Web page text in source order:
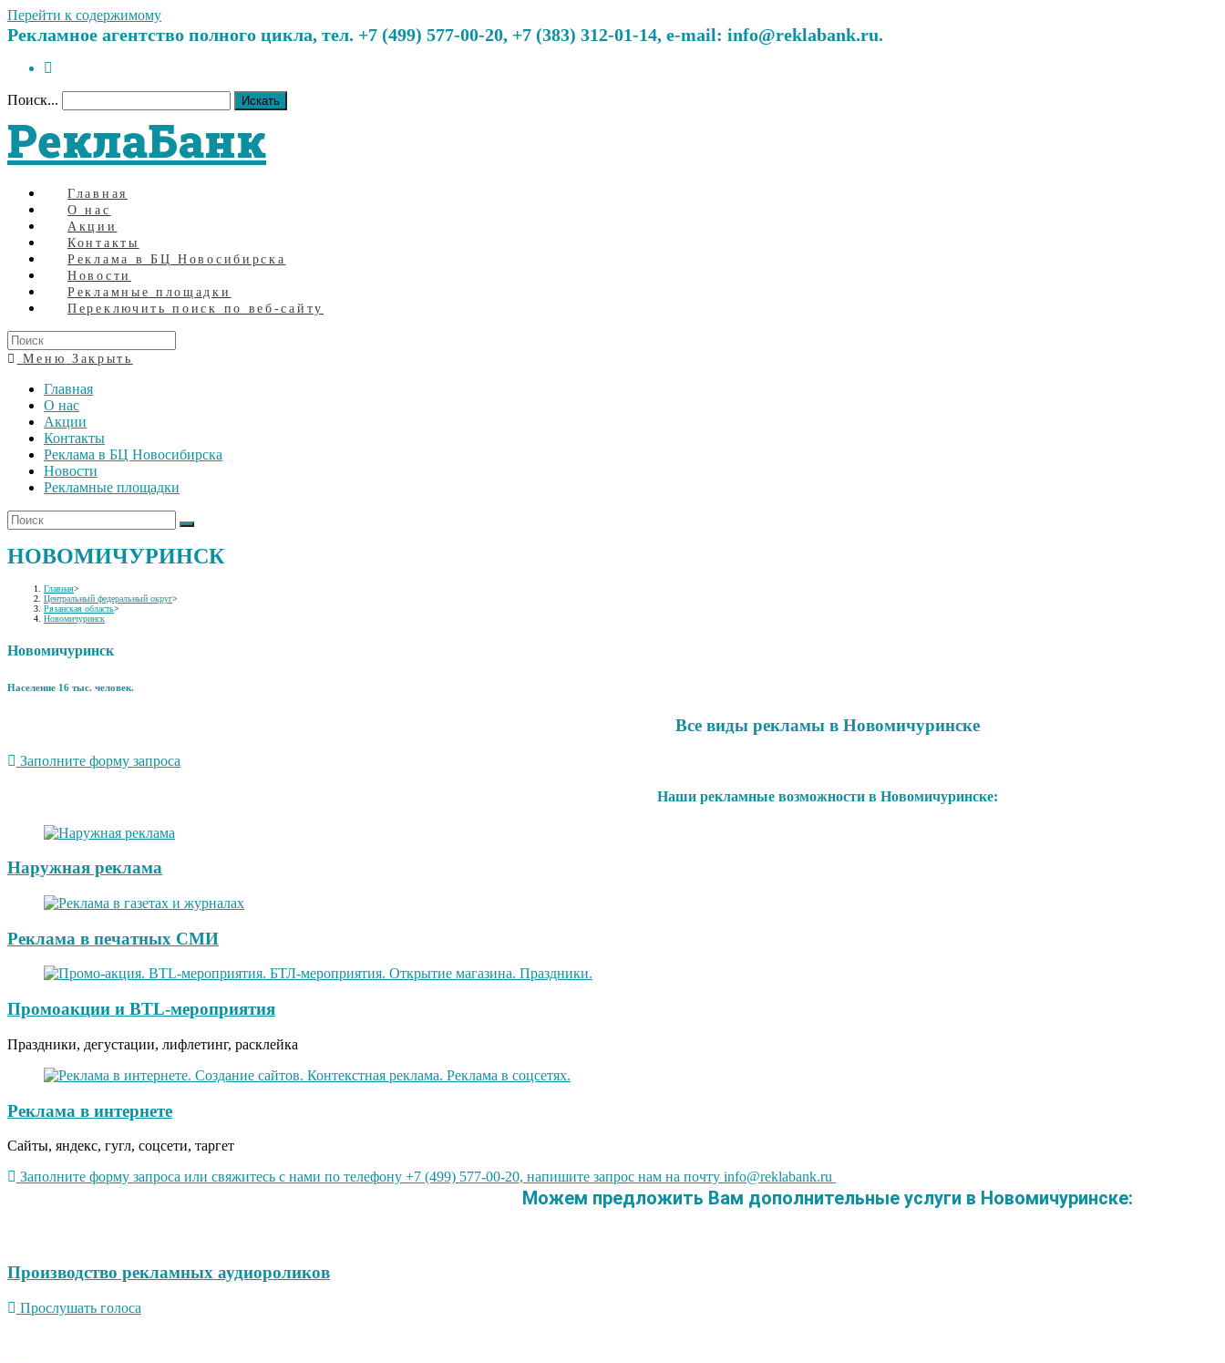
Перейти к содержимому
Рекламное агентство полного цикла, тел. +7 (499) 577-00-20, +7 (383) 312-01-14, e-mail: info@reklabank.ru.
Поиск... Искать
РеклаБанк
Главная
О нас
Акции
Контакты
Реклама в БЦ Новосибирска
Новости
Рекламные площадки
Переключить поиск по веб-сайту
Меню Закрыть
Главная
О нас
Акции
Контакты
Реклама в БЦ Новосибирска
Новости
Рекламные площадки
НОВОМИЧУРИНСК
Главная>
Центральный федеральный округ>
Рязанская область>
Новомичуринск
Новомичуринск
Население 16 тыс. человек.
Все виды рекламы в Новомичуринске
Заполните форму запроса
Наши рекламные возможности в Новомичуринске:
Наружная реклама
Реклама в печатных СМИ
Промоакции и BTL-мероприятия
Праздники, дегустации, лифлетинг, расклейка
Реклама в интернете
Сайты, яндекс, гугл, соцсети, таргет
Заполните форму запроса или свяжитесь с нами по телефону +7 (499) 577-00-20, напишите запрос нам на почту info@reklabank.ru
Можем предложить Вам дополнительные услуги в Новомичуринске:
Производство рекламных аудиороликов
Прослушать голоса